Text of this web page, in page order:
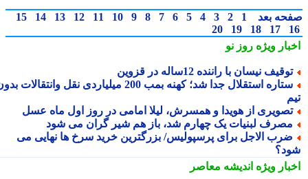
بعد 1
2
3
4
5
6
7
8
9
10
11
12
13
14
15
17
18
19
20
ویژهروز نو
نیسان با راننده 12ساله در قزوین
ستاره استقلال جدا شد؛ کهنه بمب 200 میلیاردی نقل وانتقالات بدون
از هویدا و همسرش، لیلا امامی در روز اول ماه عسل
لبنیات یک چهارم شد، باز هم شیر گران می شود
الاجل برای پرسپولیس/ بزرگترین خرید سرخ ها نهایی می
ویژهاندیشه معاصر